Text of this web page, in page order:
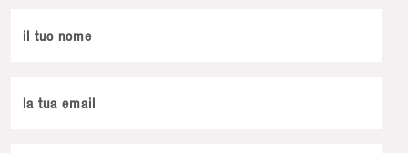
il tuo nome
la tua email